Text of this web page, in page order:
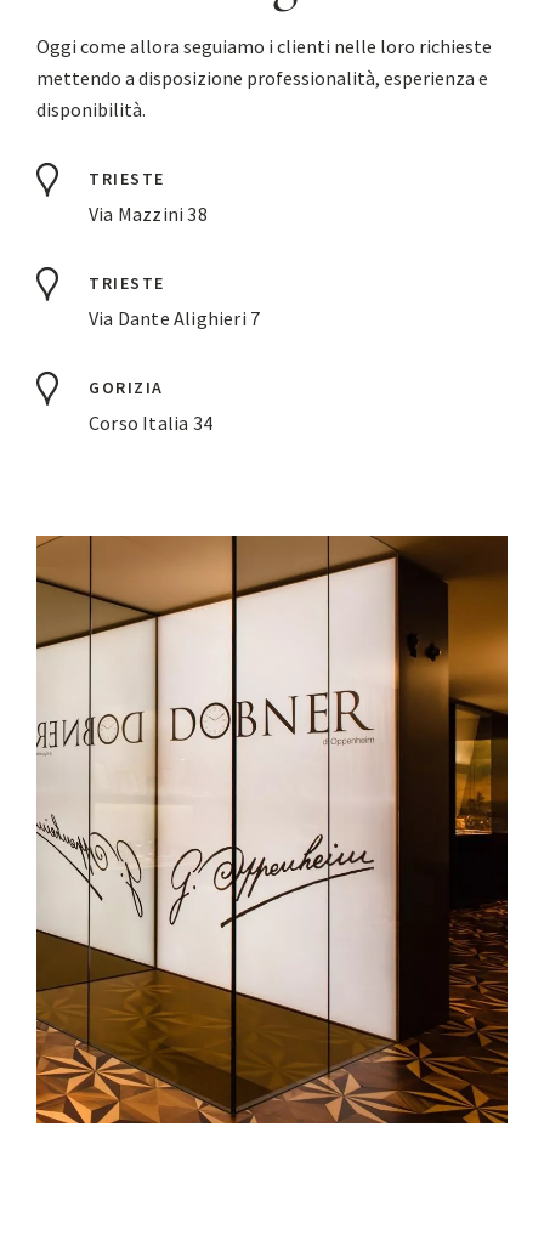
Oggi come allora seguiamo i clienti nelle loro richieste
mettendo a disposizione professionalità, esperienza e
disponibilità.
TRIESTE
Via Mazzini 38
TRIESTE
Via Dante Alighieri 7
GORIZIA
Corso Italia 34